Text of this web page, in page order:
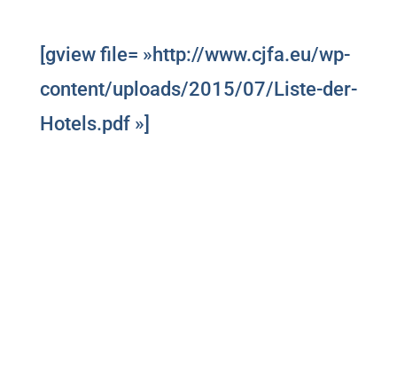
[gview file= »http://www.cjfa.eu/wp-
content/uploads/2015/07/Liste-der-
Hotels.pdf »]